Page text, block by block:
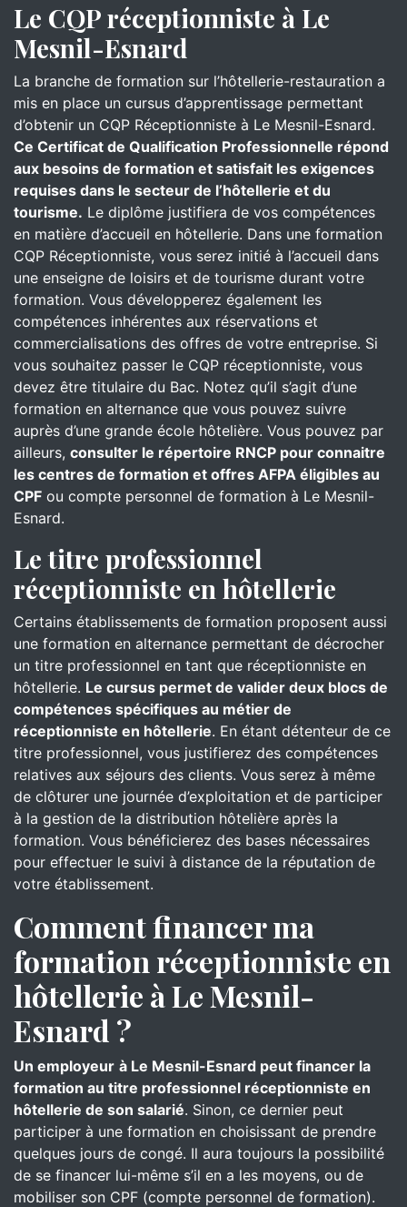
Le CQP réceptionniste à Le
Mesnil-Esnard
La branche de formation sur l’hôtellerie-restauration a
mis en place un cursus d’apprentissage permettant
d’obtenir un CQP Réceptionniste à Le Mesnil-Esnard.
Ce Certificat de Qualification Professionnelle répond
aux besoins de formation et satisfait les exigences
requises dans le secteur de l’hôtellerie et du
tourisme. Le diplôme justifiera de vos compétences
en matière d’accueil en hôtellerie. Dans une formation
CQP Réceptionniste, vous serez initié à l’accueil dans
une enseigne de loisirs et de tourisme durant votre
formation. Vous développerez également les
compétences inhérentes aux réservations et
commercialisations des offres de votre entreprise. Si
vous souhaitez passer le CQP réceptionniste, vous
devez être titulaire du Bac. Notez qu’il s’agit d’une
formation en alternance que vous pouvez suivre
auprès d’une grande école hôtelière. Vous pouvez par
ailleurs, consulter le répertoire RNCP pour connaitre
les centres de formation et offres AFPA éligibles au
CPF ou compte personnel de formation à Le Mesnil-
Esnard.
Le titre professionnel
réceptionniste en hôtellerie
Certains établissements de formation proposent aussi
une formation en alternance permettant de décrocher
un titre professionnel en tant que réceptionniste en
hôtellerie. Le cursus permet de valider deux blocs de
compétences spécifiques au métier de
réceptionniste en hôtellerie. En étant détenteur de ce
titre professionnel, vous justifierez des compétences
relatives aux séjours des clients. Vous serez à même
de clôturer une journée d’exploitation et de participer
à la gestion de la distribution hôtelière après la
formation. Vous bénéficierez des bases nécessaires
pour effectuer le suivi à distance de la réputation de
votre établissement.
Comment financer ma
formation réceptionniste en
hôtellerie à Le Mesnil-
Esnard ?
Un employeur à Le Mesnil-Esnard peut financer la
formation au titre professionnel réceptionniste en
hôtellerie de son salarié. Sinon, ce dernier peut
participer à une formation en choisissant de prendre
quelques jours de congé. Il aura toujours la possibilité
de se financer lui-même s’il en a les moyens, ou de
mobiliser son CPF (compte personnel de formation).